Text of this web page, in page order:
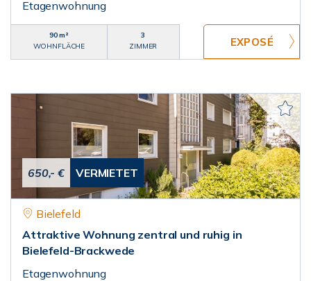
Etagenwohnung
90 m²
WOHNFLÄCHE
3
ZIMMER
650,- € VERMIETET
Bielefeld
Attraktive Wohnung zentral und ruhig in
Bielefeld-Brackwede
Etagenwohnung